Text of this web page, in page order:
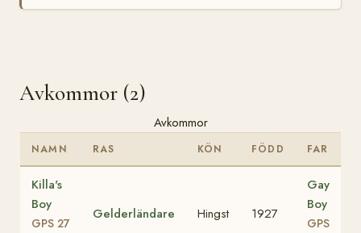
Avkommor (2)
Avkommor
NAMN RAS KÖN FÖDD FAR
Killa's
Boy
GPS 27
Gelderländare Hingst 1927
Gay
Boy
GPS